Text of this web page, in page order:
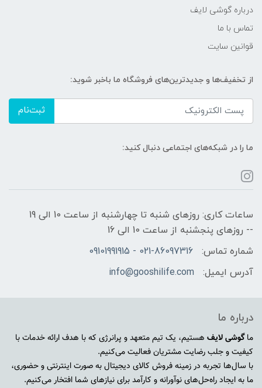
درباره گوشی لایف
تماس با ما
قوانین سایت
از تخفیف‌ها و جدیدترین‌های فروشگاه ما باخبر شوید:
ثبت‌نام
ما را در شبکه‌های اجتماعی دنبال کنید:
ساعات کاری: روزهای شنبه تا چهارشنبه از ساعت 10 الی 19
-- روزهای پنجشنبه از ساعت 10 الی 16
شماره تماس:
021-86097316 - 09101991915
آدرس ایمیل:
info@gooshilife.com
درباره ما
ماگوشی لایف هستیم، یک تیم متعهد و پرانرژی که با هدف ارائه خدمات با
کیفیت و جلب رضایت مشتریان فعالیت می‌کنیم.
با سال‌ها تجربه در زمینه فروش کالای دیجیتال به صورت اینترنتی و حضوری،
ما به ایجاد راه‌حل‌های نوآورانه و کارآمد برای نیازهای شما افتخار می‌کنیم.